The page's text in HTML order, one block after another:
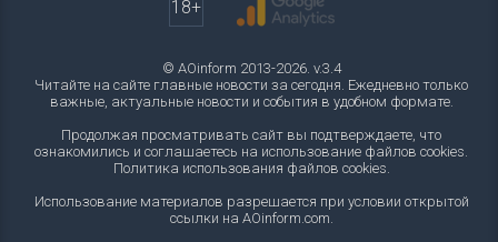
18+
© AOinform 2013-2026. v.3.4
Читайте на сайте главные новости за сегодня. Ежедневно только
важные, актуальные новости и события в удобном формате.
Продолжая просматривать сайт вы подтверждаете, что
ознакомились и соглашаетесь на использование файлов cookies.
Политика использования файлов cookies.
Использование материалов разрешается при условии открытой
ссылки на AOinform.com.